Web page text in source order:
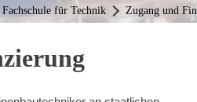
Fachschule für Technik Zugang und